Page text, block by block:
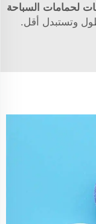
وتستبدل أقل.